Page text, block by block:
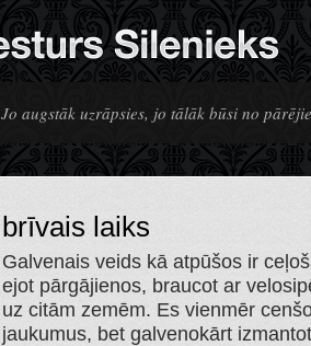
Jo augstāk uzrāpsies, jo tālāk būsi no
brīvais laiks
Galvenais veids kā atpūšos ir
ejot pārgājienos, braucot ar
uz citām zemēm. Es vienmēr
jaukumus, bet galvenokārt